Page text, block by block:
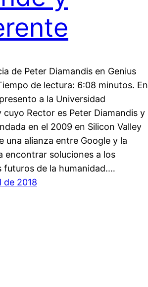
de Peter Diamandis en Genius
de lectura: 6:08 minutos. En
a la Universidad
cuyo Rector es Peter Diamandis y
en el 2009 en Silicon Valley
una alianza entre Google y la
encontrar soluciones a los
futuros de la humanidad.…
de 2018